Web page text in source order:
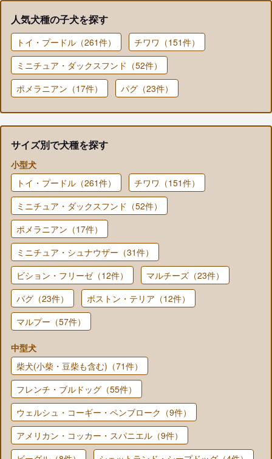
人気犬種の子犬を探す
トイ・プードル（261件）
チワワ（151件）
ミニチュア・ダックスフンド（52件）
ポメラニアン（17件）
パグ（23件）
サイズ別で犬種を探す
小型犬
トイ・プードル（261件）
チワワ（151件）
ミニチュア・ダックスフンド（52件）
ポメラニアン（17件）
ミニチュア・シュナウザー（31件）
ビション・フリーゼ（12件）
マルチーズ（23件）
パグ（23件）
ボストン・テリア（12件）
マルプー（57件）
中型犬
柴犬(小柴・豆柴も含む)（71件）
フレンチ・ブルドッグ（55件）
ウェルシュ・コーギー・ペンブローク（9件）
アメリカン・コッカー・スパニエル（9件）